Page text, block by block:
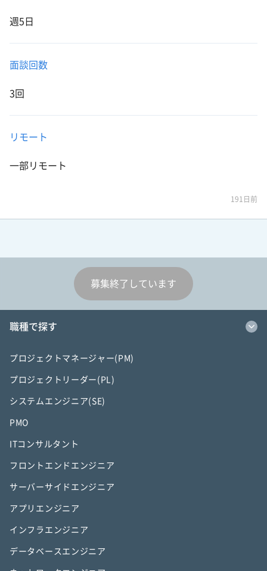
週5日
面談回数
3回
リモート
一部リモート
191日前
募集終了しています
職種で探す
プロジェクトマネージャー(PM)
プロジェクトリーダー(PL)
システムエンジニア(SE)
PMO
ITコンサルタント
フロントエンドエンジニア
サーバーサイドエンジニア
アプリエンジニア
インフラエンジニア
データベースエンジニア